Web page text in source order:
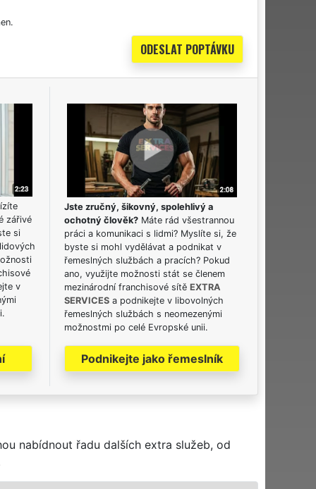
zářivé
si
v
Jste zručný, šikovný, spolehlivý a
ochotný člověk? Máte rád všestrannou
práci a komunikaci s lidmi? Myslíte si, že
byste si mohl vydělávat a podnikat v
řemeslných službách a pracích? Pokud
ano, využijte možnosti stát se členem
mezinárodní franchisové sítě EXTRA
SERVICES a podnikejte v libovolných
řemeslných službách s neomezenými
možnostmi po celé Evropské unii.
Podnikejte jako řemeslník
nabídnout řadu dalších extra služeb, od